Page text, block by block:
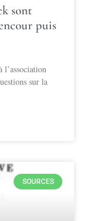
sont
puis
l’association
sur la
SOURCES